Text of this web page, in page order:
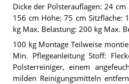
Dicke der Polsterauflagen: 24
156 cm Höhe: 75 cm Sitzfläche:
kg Max. Belastung: 200 kg Max.
100 kg Montage Teilweise
Min. Pflegeanleitung Stoff:
Polsterreiniger, einem
milden Reinigungsmitteln